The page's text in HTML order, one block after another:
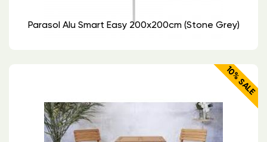
Parasol Alu Smart Easy 200x200cm (stone Grey)
10% SALE